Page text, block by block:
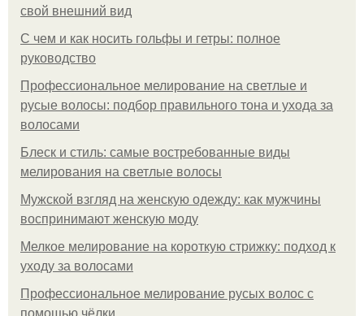
свой внешний вид
С чем и как носить гольфы и гетры: полное
руководство
Профессиональное мелирование на светлые и
русые волосы: подбор правильного тона и ухода за
волосами
Блеск и стиль: самые востребованные виды
мелирования на светлые волосы
Мужской взгляд на женскую одежду: как мужчины
воспринимают женскую моду
Мелкое мелирование на короткую стрижку: подход к
уходу за волосами
Профессиональное мелирование русых волос с